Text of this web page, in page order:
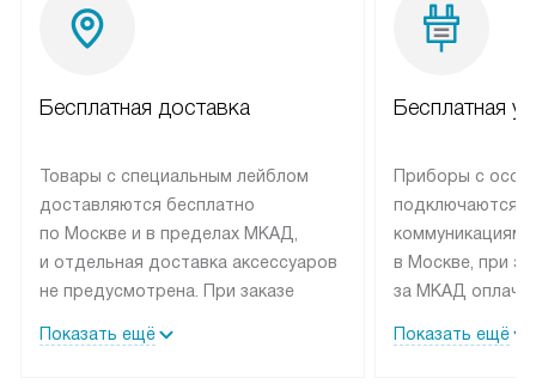
Бесплатная доставка
Товары с специальным лейблом
доставляются бесплатно
по Москве и в пределах МКАД,
и отдельная доставка аксессуаров
не предусмотрена. При заказе
рекомендуем обсудить
Показать ещё
Бесплатная
Приборы с
подключаются к
коммуникациям
в Москве, при
за МКАД
партнера
Показать ещё